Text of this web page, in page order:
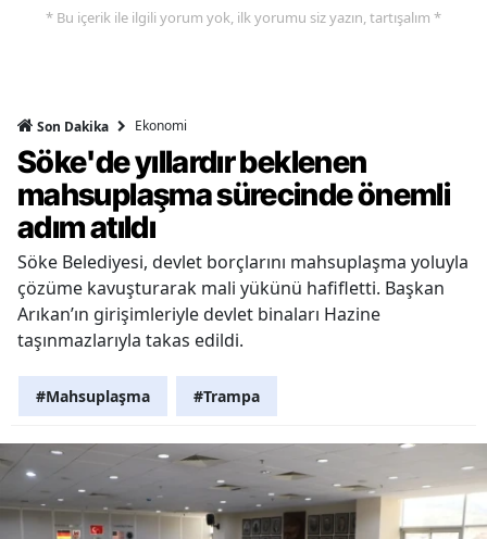
* Bu içerik ile ilgili yorum yok, ilk yorumu siz yazın, tartışalım *
Son Dakika Ekonomi
Söke'de yıllardır beklenen
mahsuplaşma sürecinde önemli
adım atıldı
Söke Belediyesi, devlet borçlarını mahsuplaşma yoluyla
çözüme kavuşturarak mali yükünü hafifletti. Başkan
Arıkan’ın girişimleriyle devlet binaları Hazine
taşınmazlarıyla takas edildi.
#Mahsuplaşma #Trampa